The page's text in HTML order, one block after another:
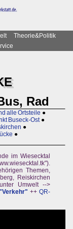
Theorie&Politik
Rad
alle Ortsteile ●
Buseck-Ost ●
●
●
im Wiesecktal
Themen,
Reiskirchen
Umwelt -->
++QR-